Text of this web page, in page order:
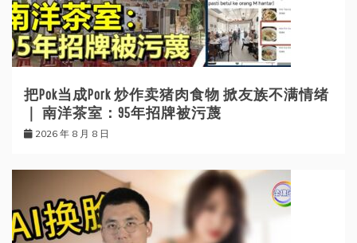
把Pok当成Pork 炒作卖猪肉食物 掀友族不满情绪
｜ 南洋茶室：95年招牌被污蔑
2026 年 8 月 8 日